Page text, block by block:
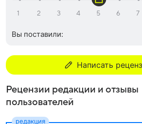
Вы поставили:
Написать
Рецензии редакции и отзывы
пользователей